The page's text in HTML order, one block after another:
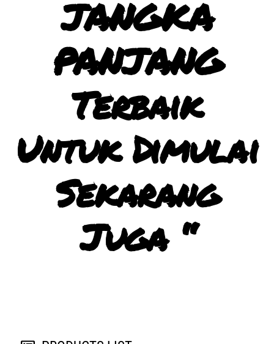
JANGKA
PANJANG
Terbaik
Untuk Dimulai
Sekarang
Juga “